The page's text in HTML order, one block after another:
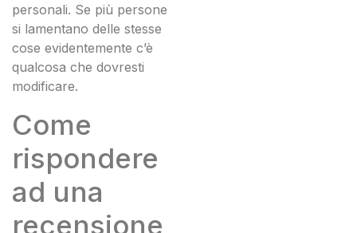
personali. Se più persone
si lamentano delle stesse
cose evidentemente c’è
qualcosa che dovresti
modificare.
Come
rispondere
ad una
recensione